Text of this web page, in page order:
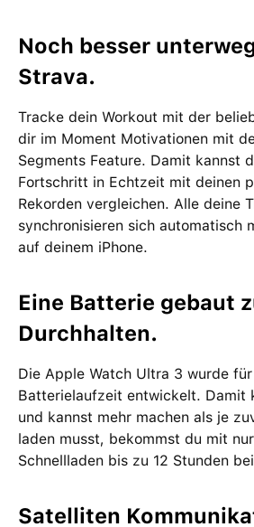
Noch besser
Strava.
Tracke dein Workout mit der
dir im Moment Motivationen mit
Segments Feature. Damit kannst
Fortschritt in Echtzeit mit deinen
Rekorden vergleichen. Alle deine
synchronisieren sich automatisch
auf deinem iPhone.
Eine Batterie gebaut
Durchhalten.
Die Apple Watch Ultra 3 wurde
Batterielaufzeit entwickelt. Damit
und kannst mehr machen als je
laden musst, bekommst du mit
Schnellladen bis zu 12 Stunden
Satelliten